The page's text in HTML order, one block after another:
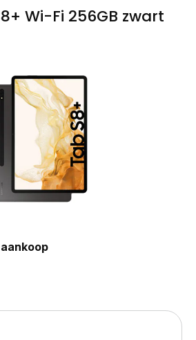
Wi-Fi 256GB zwart